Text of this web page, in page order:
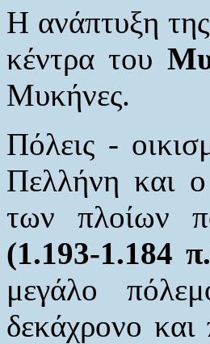
Η ανάπτυξη
κέντρα του
Μυκήνες.
Πόλεις -
Πελλήνη και ο
των πλοίων
(1.193-1.184
μεγάλο
δεκάχρονο